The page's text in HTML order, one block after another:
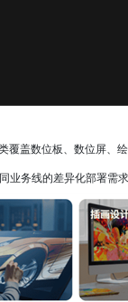
盖数位板、数位屏、绘
业务线的差异化部署需求